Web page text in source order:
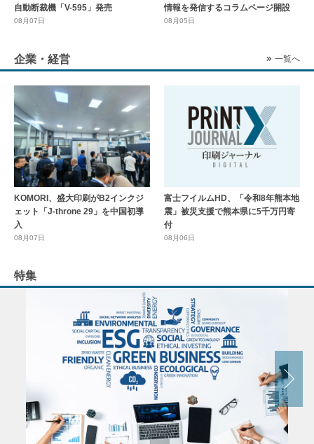
自動断裁機「V-595」発売
08月07日
情報を発信するコラムページ開設
08月05日
企業・経営 一覧へ
KOMORI、盛大印刷がB2インクジ
ェット「J-throne 29」を中国初導
入
08月07日
富士フイルムHD、「令和8年熊本地
震」被災支援で熊本県に5千万円寄
付
08月06日
特集